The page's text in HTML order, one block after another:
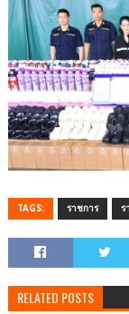
TAGS: ราชการ ร
RELATED POSTS